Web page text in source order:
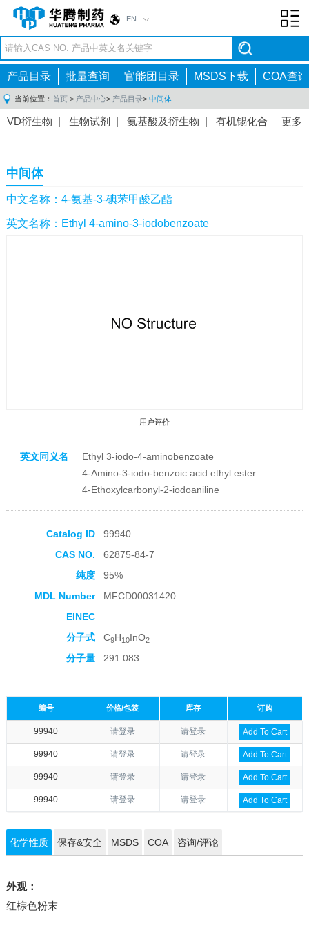
EN
产品目录 批量查询 官能团目录 MSDS下载 COA查询
当前位置： 首页 > 产品中心> 产品目录> 中间体
更多
VD衍生物 | 生物试剂 | 氨基酸及衍生物 | 有机锡化合
间体|
感染药物中间体
体 |抗精神病药物中间体 |抗炎药物中间体
药中间体|其他原料药中间体|
中间体
中文名称：4-氨基-3-碘苯甲酸乙酯
英文名称：Ethyl 4-amino-3-iodobenzoate
用户评价
英文同义名
Ethyl 3-iodo-4-aminobenzoate
4-Amino-3-iodo-benzoic acid ethyl ester
4-Ethoxylcarbonyl-2-iodoaniline
Catalog ID
99940
CAS NO.
62875-84-7
纯度
95%
MDL Number
MFCD00031420
EINEC
分子式
C9H10InO2
分子量 291.083
编号 价格/包装 库存 订购
99940 请登录 请登录 Add To Cart
99940 请登录 请登录 Add To Cart
99940 请登录 请登录 Add To Cart
99940 请登录 请登录 Add To Cart
化学性质 保存&安全 MSDS COA 咨询/评论
外观：
红棕色粉末